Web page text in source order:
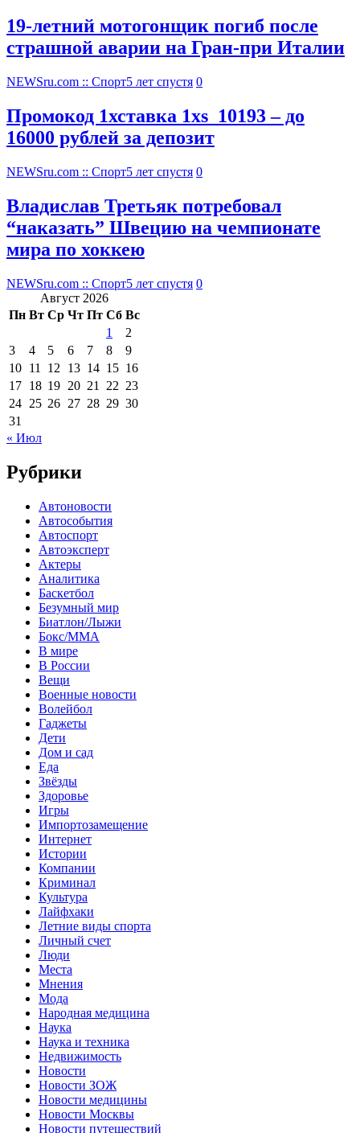
19-летний мотогонщик погиб после
страшной аварии на Гран-при Италии
NEWSru.com :: Спорт5 лет спустя 0
Промокод 1хставка 1xs_10193 – до
16000 рублей за депозит
NEWSru.com :: Спорт5 лет спустя 0
Владислав Третьяк потребовал
“наказать” Швецию на чемпионате
мира по хоккею
NEWSru.com :: Спорт5 лет спустя 0
Август 2026
Пн Вт Ср Чт Пт Сб Вс
1
2
3
4 5 6 7 8
9
10 11 12 13 14 15 16
17 18 19 20 21 22 23
24 25 26 27 28 29 30
31
« Июл
Рубрики
Автоновости
Автособытия
Автоспорт
Автоэксперт
Актеры
Аналитика
Баскетбол
Безумный мир
Биатлон/Лыжи
Бокс/MMA
В мире
В России
Вещи
Военные новости
Волейбол
Гаджеты
Дети
Дом и сад
Еда
Звёзды
Здоровье
Игры
Импортозамещение
Интернет
Истории
Компании
Криминал
Культура
Лайфхаки
Летние виды спорта
Личный счет
Люди
Места
Мнения
Мода
Народная медицина
Наука
Наука и техника
Недвижимость
Новости
Новости ЗОЖ
Новости медицины
Новости Москвы
Новости путешествий